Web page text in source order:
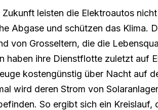
Zukunft leisten die Elektroautos
Abgase und schützen das Klima.
von Grosseltern, die die
haben ihre Dienstflotte zuletzt auf
kostengünstig über Nacht auf
wird deren Strom von
So ergibt sich ein Kreislauf,